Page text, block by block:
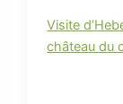
Visite
château du